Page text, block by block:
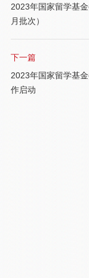
2023年国家留学基
月批次）
下一篇
2023年国家留学基
作启动